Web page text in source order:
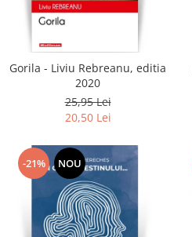
Sociologie si filozofie
Gorila - Liviu Rebreanu, editia
2020
25,95 Lei
20,50 Lei
-21% NOU